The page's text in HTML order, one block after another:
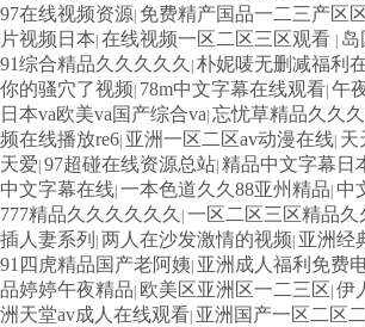
97在线视频资源| 免费精产国品一二三产区
片视频日本| 在线视频一区二区三区观看 | 岛
91综合精品久久久久久 | 朴妮唛无删减福利
你的骚穴了视频| 78m中文字幕在线观看| 午
日本va欧美va国产综合va| 忘忧草精品久久
频在线播放re6| 亚洲一区二区av动漫在线| 天
天爱| 97超碰在线资源总站| 精品中文字幕日
中文字幕在线| 一本色道久久88亚州精品| 中
777精品久久久久久久 | 一区二区三区精品久
插人妻系列 | 两人在沙发激情的视频| 亚洲经
91四虎精品国产老阿姨| 亚洲成人福利免费
品婷婷午夜精品| 欧美区亚洲区一二三区| 伊
洲天堂av成人在线观看| 亚洲国产一区二区